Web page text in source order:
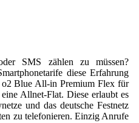
SMS zählen zu müssen?
diese Erfahrung
Blue All-in Premium Flex für
Allnet-Flat. Diese erlaubt es
und das deutsche Festnetz
zu telefonieren. Einzig Anrufe